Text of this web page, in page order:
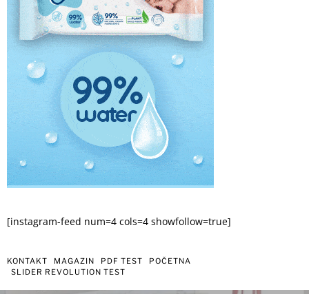
[instagram-feed num=4 cols=4 showfollow=true]
KONTAKT MAGAZIN PDF TEST
POČETNA
SLIDER REVOLUTION TEST